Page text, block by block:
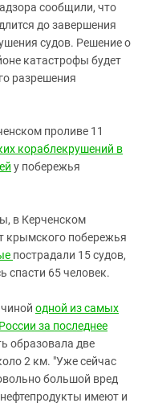
сообщили, что
до завершения
судов. Решение о
катастрофы будет
разрешения
проливе 11
кораблекрушений в
у побережья
в Керченском
крымского побережья
пострадали 15 судов,
спасти 65 человек.
одной из самых
за последнее
образовала две
2 км. "Уже сейчас
большой вред
имеют и